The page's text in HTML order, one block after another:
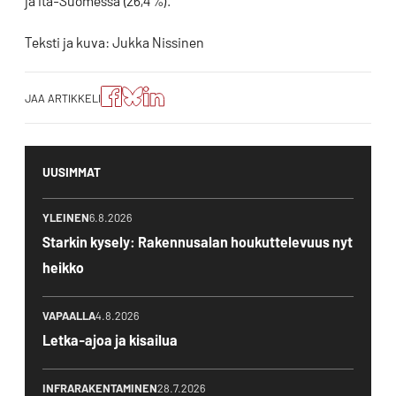
Teksti ja kuva: Jukka Nissinen
JAA ARTIKKELI
Jaa
artikkeli
Facebookissa
Jaa
artikkeli
Blueskyssa
Jako:
Jaa
artikkeli
LinkedIn:ssä
UUSIMMAT
YLEINEN6.8.2026
Starkin kysely: Rakennusalan houkuttelevuus nyt
heikko
VAPAALLA4.8.2026
Letka-ajoa ja kisailua
INFRARAKENTAMINEN28.7.2026